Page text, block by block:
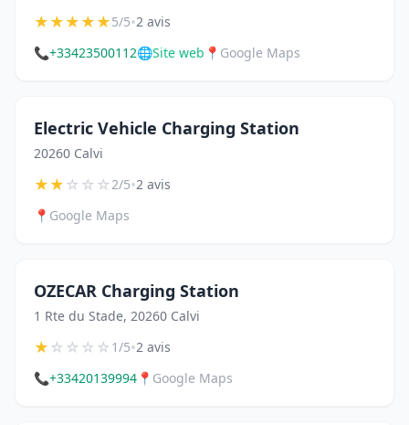
★★★★★5/5•2 avis
📞+33423500112🌐Site web 📍 Google Maps
Electric Vehicle Charging Station
20260 Calvi
★★☆☆☆2/5•2 avis
📍 Google Maps
OZECAR Charging Station
1 Rte du Stade, 20260 Calvi
★☆☆☆☆1/5•2 avis
📞+33420139994 📍 Google Maps